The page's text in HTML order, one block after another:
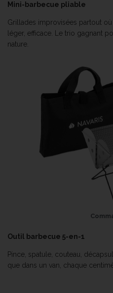
Mini-barbecue pliable
Grillades improvisées partout
léger, efficace. Le trio gagnant
nature.
Outil barbecue 5-en-1
Pince, spatule, couteau,
que dans un van, chaque